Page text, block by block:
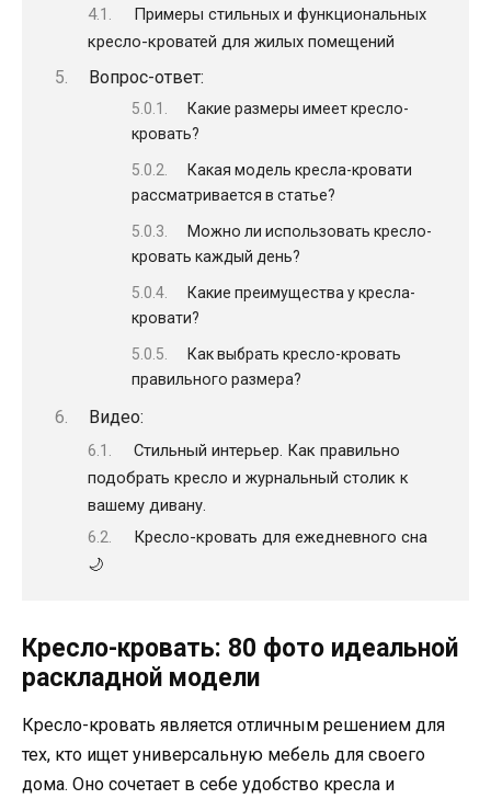
Примеры стильных и функциональных
кресло-кроватей для жилых помещений
Вопрос-ответ:
Какие размеры имеет кресло-
кровать?
Какая модель кресла-кровати
рассматривается в статье?
Можно ли использовать кресло-
кровать каждый день?
Какие преимущества у кресла-
кровати?
Как выбрать кресло-кровать
правильного размера?
Видео:
Стильный интерьер. Как правильно
подобрать кресло и журнальный столик к
вашему дивану.
Кресло-кровать для ежедневного сна
🌙
Кресло-кровать: 80 фото идеальной
раскладной модели
Кресло-кровать является отличным решением для
тех, кто ищет универсальную мебель для своего
дома. Оно сочетает в себе удобство кресла и